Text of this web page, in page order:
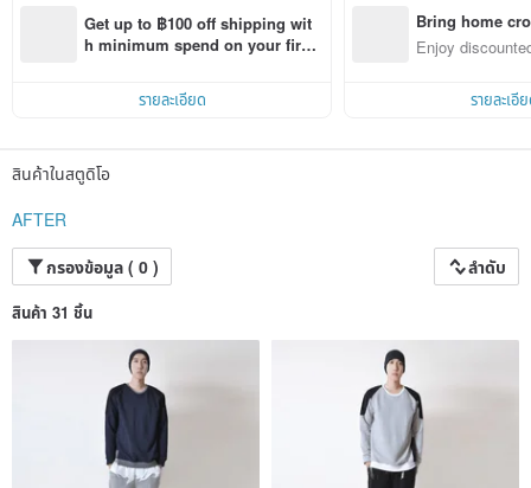
Get up to ฿100 off shipping wit
h minimum spend on your first
รายละเอียด
Bring home
n with ease
Enjoy
รายละเอี
สินค้าในสตูดิโอ
AFTER
กรองข้อมูล ( 0 )
ลำดับ
สินค้า 31 ชิ้น